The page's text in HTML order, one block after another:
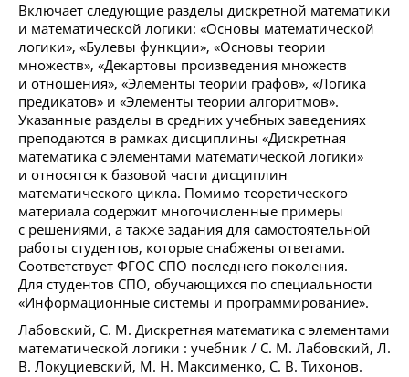
Включает следующие разделы дискретной математики
и математической логики: «Основы математической
логики», «Булевы функции», «Основы теории
множеств», «Декартовы произведения множеств
и отношения», «Элементы теории графов», «Логика
предикатов» и «Элементы теории алгоритмов».
Указанные разделы в средних учебных заведениях
преподаются в рамках дисциплины «Дискретная
математика с элементами математической логики»
и относятся к базовой части дисциплин
математического цикла. Помимо теоретического
материала содержит многочисленные примеры
с решениями, а также задания для самостоятельной
работы студентов, которые снабжены ответами.
Соответствует ФГОС СПО последнего поколения.
Для студентов СПО, обучающихся по специальности
«Информационные системы и программирование».
Лабовский, С. М. Дискретная математика с элементами
математической логики : учебник / С. М. Лабовский, Л.
В. Локуциевский, М. Н. Максименко, С. В. Тихонов.